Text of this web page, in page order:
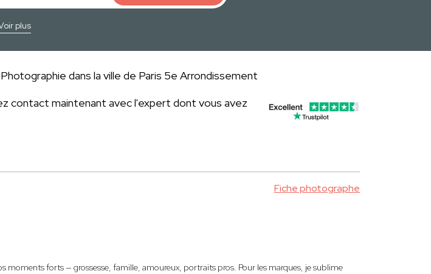
plus
dans la ville de Paris 5e Arrondissement
contact maintenant avec l'expert dont vous avez
Fiche photographe
moments forts — grossesse, famille, amoureux, portraits pros. Pour les marques, je sublime